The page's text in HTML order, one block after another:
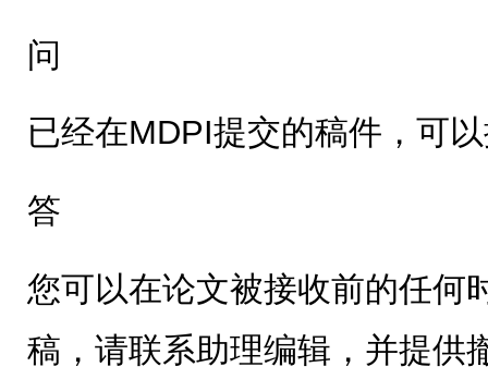
问
已经在MDPI提交的稿件，可
答
您可以在论文被接收前的任何
稿，请联系助理编辑，并提供